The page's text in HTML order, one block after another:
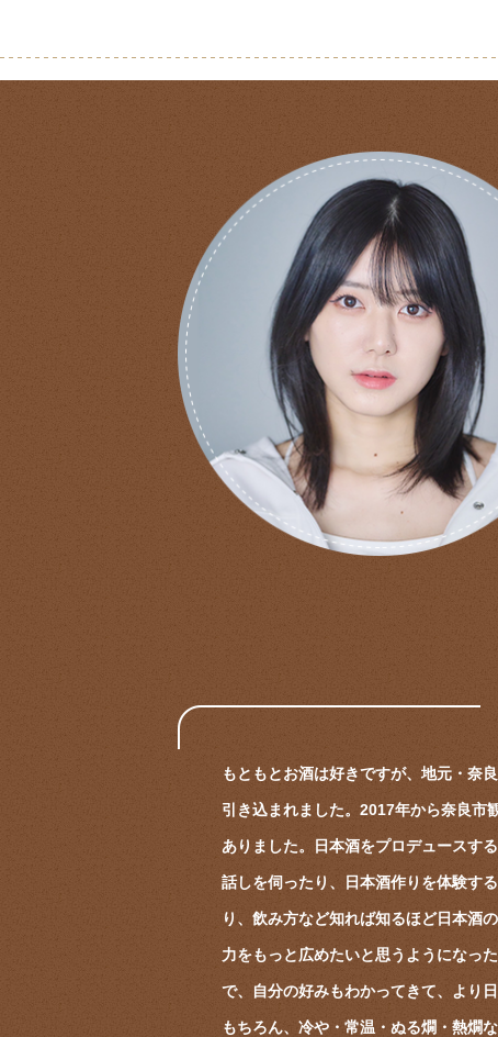
もともとお酒は好きですが、地元・奈
引き込まれました。2017年から奈良市
ありました。日本酒をプロデュースす
話しを伺ったり、日本酒作りを体験す
り、飲み方など知れば知るほど日本酒
力をもっと広めたいと思うようになっ
で、自分の好みもわかってきて、より
もちろん、冷や・常温・ぬる燗・熱燗